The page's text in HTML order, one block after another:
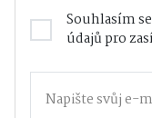
Souhlasím se
údajůpro